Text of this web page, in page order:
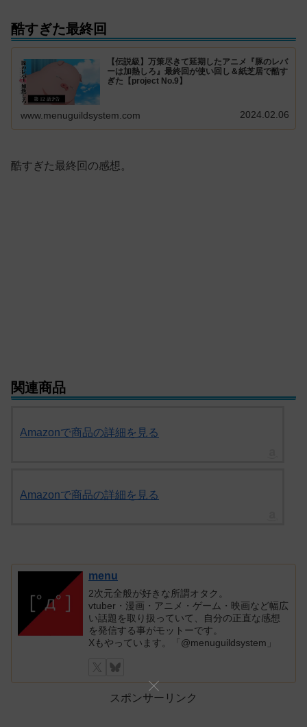
酷すぎた最終回
【伝説級】万策尽きて延期したアニメ『豚のレバ
ーは加熱しろ』最終回が使い回し＆紙芝居で酷す
ぎた【project No.9】
www.menuguildsystem.com 2024.02.06
酷すぎた最終回の感想。
関連商品
Amazonで商品の詳細を見る
Amazonで商品の詳細を見る
menu
2次元全般が好きな所謂オタク。
vtuber・漫画・アニメ・ゲーム・映画など幅広
い話題を取り扱っていて、自分の正直な感想
を発信する事がモットーです。
Xもやっています。「@menuguildsystem」
スポンサーリンク